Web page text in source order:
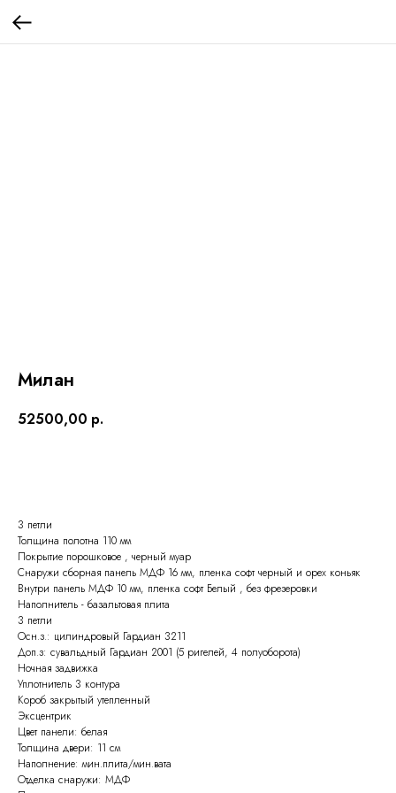
Милан
52500,00 р.
3 петли
Толщина полотна 110 мм
Покрытие порошковое , черный муар
Снаружи сборная панель МДФ 16 мм, пленка софт черный и орех коньяк
Внутри панель МДФ 10 мм, пленка софт Белый , без фрезеровки
Наполнитель - базальтовая плита
3 петли
Осн.з.: цилиндровый Гардиан 3211
Доп.з: сувальдный Гардиан 2001 (5 ригелей, 4 полуоборота)
Ночная задвижка
Уплотнитель 3 контура
Короб закрытый утепленный
Эксцентрик
Цвет панели: белая
Толщина двери: 11 см
Наполнение: мин.плита/мин.вата
Отделка снаружи: МДФ